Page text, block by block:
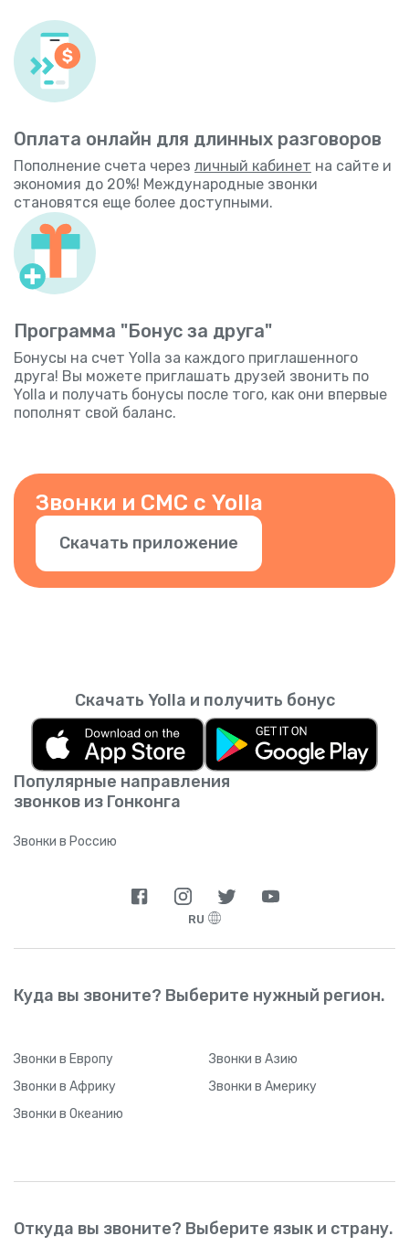
Оплата онлайн для длинных разговоров
Пополнение счета через личный кабинет на сайте и
экономия до 20%! Международные звонки
становятся еще более доступными.
Программа "Бонус за друга"
Бонусы на счет Yolla за каждого приглашенного
друга! Вы можете приглашать друзей звонить по
Yolla и получать бонусы после того, как они впервые
пополнят свой баланс.
Звонки и СМС с Yolla
Скачать приложение
Популярные направления
звонков из Гонконга
Звонки в Россию
Скачать Yolla и получить бонус
RU
Куда вы звоните? Выберите нужный регион.
Звонки в Европу Звонки в Азию
Звонки в Африку Звонки в Америку
Звонки в Океанию
Откуда вы звоните? Выберите язык и страну.